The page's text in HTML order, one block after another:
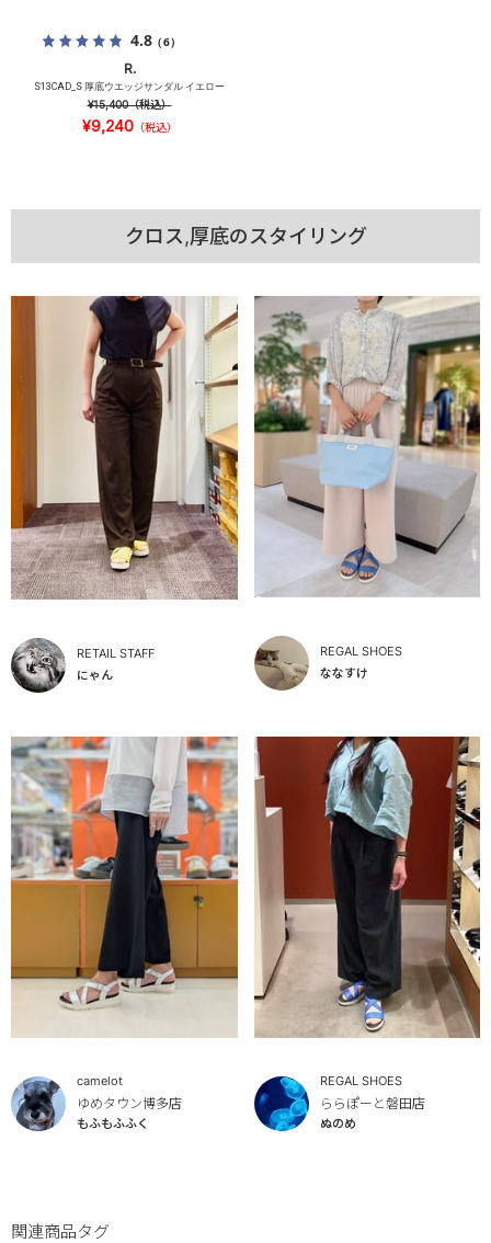
4.8（6）
R.
S13CAD_S 厚底ウエッジサンダル イエロー
¥15,400（税込）
¥9,240（税込）
クロス,厚底のスタイリング
RETAIL STAFF
にゃん
REGAL SHOES
ななすけ
camelot
ゆめタウン博多店
もふもふふく
REGAL SHOES
ららぽーと磐田店
ぬのめ
関連商品タグ